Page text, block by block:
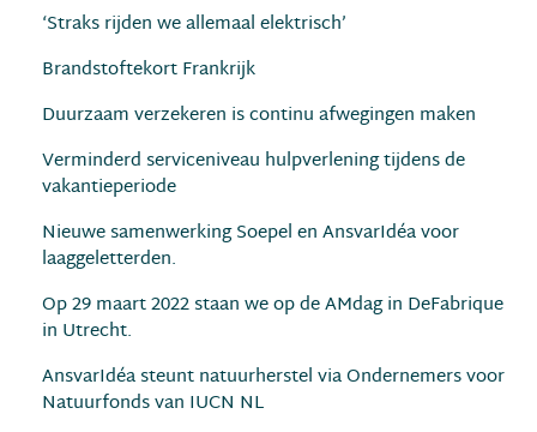
‘Straks rijden we allemaal elektrisch’
Brandstoftekort Frankrijk
Duurzaam verzekeren is continu afwegingen maken
Verminderd serviceniveau hulpverlening tijdens de
vakantieperiode
Nieuwe samenwerking Soepel en AnsvarIdéa voor
laaggeletterden.
Op 29 maart 2022 staan we op de AMdag in DeFabrique
in Utrecht.
AnsvarIdéa steunt natuurherstel via Ondernemers voor
Natuurfonds van IUCN NL